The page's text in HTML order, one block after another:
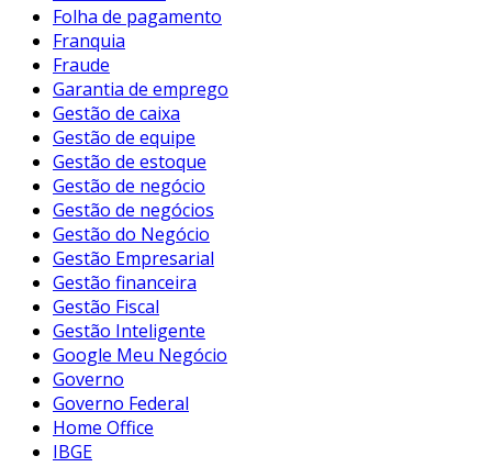
Folha de pagamento
Franquia
Fraude
Garantia de emprego
Gestão de caixa
Gestão de equipe
Gestão de estoque
Gestão de negócio
Gestão de negócios
Gestão do Negócio
Gestão Empresarial
Gestão financeira
Gestão Fiscal
Gestão Inteligente
Google Meu Negócio
Governo
Governo Federal
Home Office
IBGE